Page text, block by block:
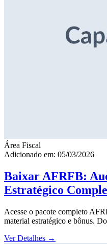
Área Fiscal
Adicionado em: 05/03/2026
Baixar AFRFB:
Estratégico
Acesse o pacote completo
material estratégico e bônus.
Ver Detalhes →